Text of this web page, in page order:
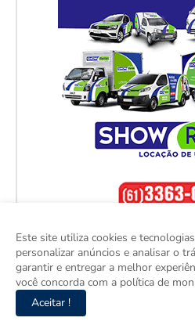
Este site utiliza cookies e
personalizar anúncios e analisar o
garantir e entregar a melhor
você concorda com a política de
Aceitar !